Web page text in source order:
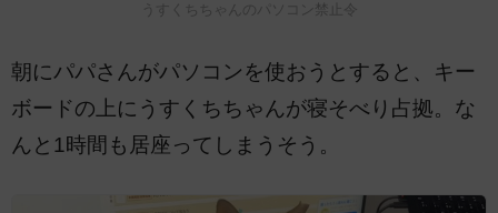
うすくちちゃんのパソコン禁止令
朝にパパさんがパソコンを使おうとすると、キー
ボードの上にうすくちちゃんが寝そべり占拠。な
んと1時間も居座ってしまうそう。